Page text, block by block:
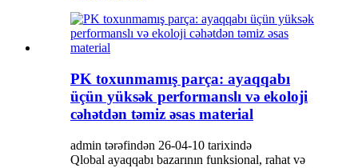
PK toxunmamış parça: ayaqqabı
üçün yüksək performanslı və ekoloji
cəhətdən təmiz əsas material
admin tərəfindən 26-04-10 tarixində
Qlobal ayaqqabı bazarının funksional, rahat və